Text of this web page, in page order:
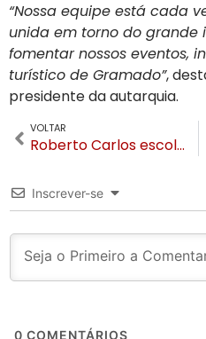
“Nossa equipe está cada
unida em torno do grande
fomentar nossos eventos,
turístico de Gramado”,
presidente da autarquia.
VOLTAR
Roberto Carlos escolhe hotel de bandeira internacional em Canela para se hospedar antes de show em Gramado
Inscrever-se
0 COMENTÁRIOS